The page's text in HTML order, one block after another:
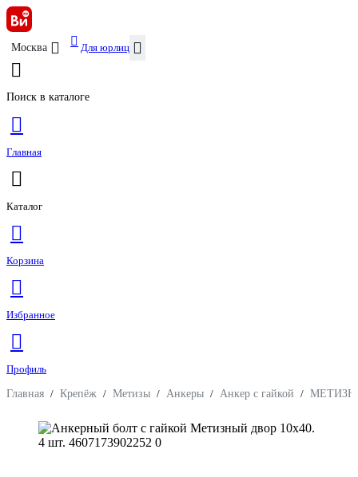
Москва Для юрлиц
Поиск в каталоге
Главная
Каталог
Корзина
Избранное
Профиль
Главная / Крепёж / Метизы / Анкеры / Анкер с гайкой /